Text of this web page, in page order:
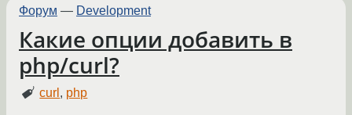
Форум — Development
Какие опции добавить в
php/curl?
curl , php